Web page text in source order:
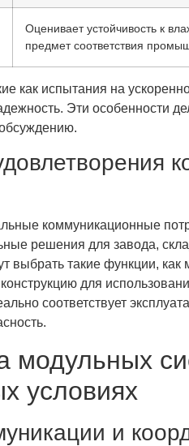
Оценивает устойчивость к
предмет соответствия
как испытания на
Эти особенности
коммуникационные
решения для завода,
выбрать такие функции,
для
соответствует
модульных
условиях
и